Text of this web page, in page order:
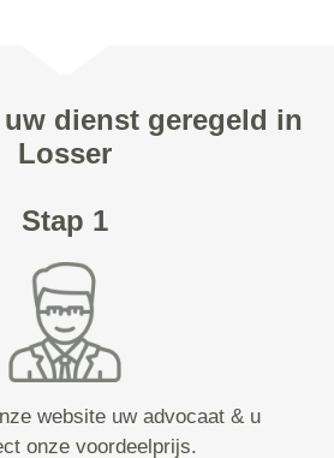
dienst geregeld in
Losser
Stap 1
website uw advocaat & u
onze voordeelprijs.